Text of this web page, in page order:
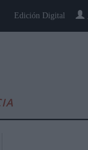
Edición Digital